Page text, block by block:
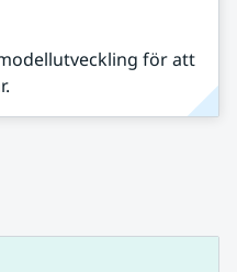
för att